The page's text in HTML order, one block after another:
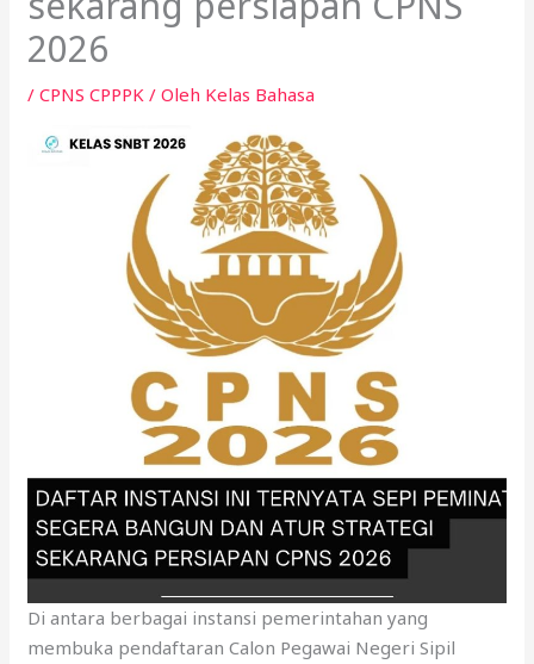
2026
/CPNS CPPPK / Oleh Kelas Bahasa
Di antara berbagai instansi pemerintahan yang
membuka pendaftaran Calon Pegawai Negeri Sipil